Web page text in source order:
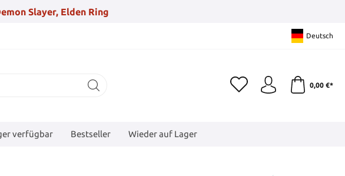
Slayer, Elden Ring
Deutsch
0,00 €*
verfügbar Bestseller Wieder auf Lager